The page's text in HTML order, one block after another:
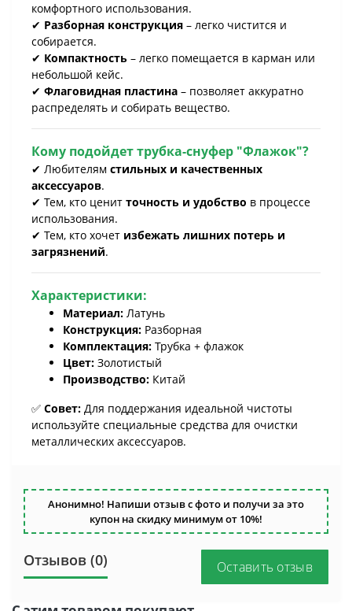
комфортного использования.
✔ Разборная конструкция – легко чистится и
собирается.
✔ Компактность – легко помещается в карман или
небольшой кейс.
✔ Флаговидная пластина – позволяет аккуратно
распределять и собирать вещество.
Кому подойдет трубка-снуфер "Флажок"?
✔ Любителям стильных и качественных
аксессуаров.
✔ Тем, кто ценит точность и удобство в процессе
использования.
✔ Тем, кто хочет избежать лишних потерь и
загрязнений.
Характеристики:
Материал: Латунь
Конструкция: Разборная
Комплектация: Трубка + флажок
Цвет: Золотистый
Производство: Китай
✅ Совет: Для поддержания идеальной чистоты
используйте специальные средства для очистки
металлических аксессуаров.
Анонимно! Напиши отзыв с фото и получи за это
купон на скидку минимум от 10%!
Отзывов (0) Оставить отзыв